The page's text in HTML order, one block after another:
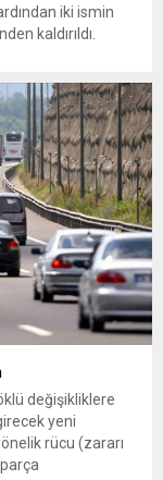
iki ismin
kaldırıldı.
Kurulu’na
değişikliklere
yeni
rücu (zararı